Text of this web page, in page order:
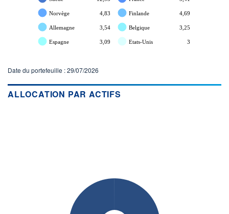
Norvège 4,83 Finlande 4,69
Allemagne 3,54 Belgique 3,25
Espagne 3,09 Etats-Unis 3
Date du portefeuille : 29/07/2026
ALLOCATION PAR ACTIFS